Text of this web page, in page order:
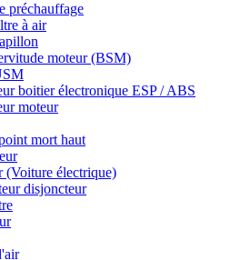
préchauffage
à air
moteur (BSM)
boitier électronique ESP / ABS
moteur
mort haut
(Voiture électrique)
disjoncteur